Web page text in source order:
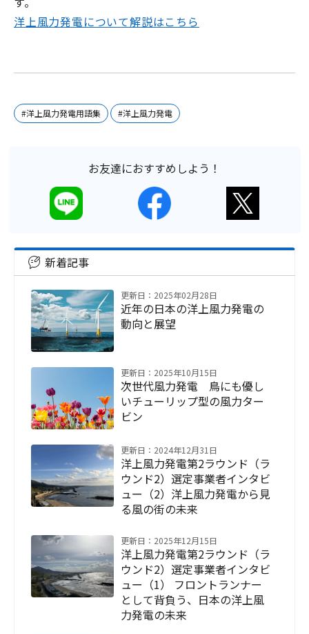
洋上風力発電について解説はこちら
#洋上風力発電用語集 #洋上風力発電
お友達におすすめしよう！
新着記事
更新日：2025年02月28日
近年の日本の洋上風力発電の
動向と展望
更新日：2025年10月15日
次世代風力発電 鳥にも優し
いチューリップ型の風力ター
ビン
更新日：2024年12月31日
洋上風力発電第2ラウンド（ラ
ウンド2）選定事業者インタビ
ュー（2）洋上風力発電から見
る風の街の未来
更新日：2025年12月15日
洋上風力発電第2ラウンド（ラ
ウンド2）選定事業者インタビ
ュー（1） フロントランナー
として背負う、日本の洋上風
力発電の未来